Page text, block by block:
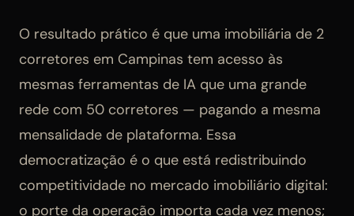
O resultado prático é que uma imobiliária de 2
corretores em Campinas tem acesso às
mesmas ferramentas de IA que uma grande
rede com 50 corretores — pagando a mesma
mensalidade de plataforma. Essa
democratização é o que está redistribuindo
competitividade no mercado imobiliário digital:
o porte da operação importa cada vez menos;